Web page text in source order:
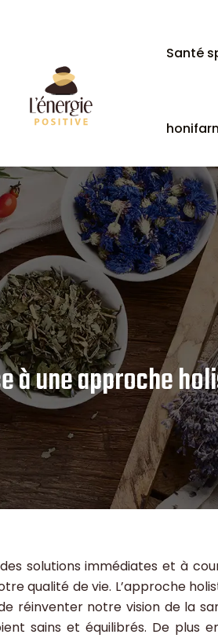
Santé
à une approche
solutions immédiates et à
qualité de vie. L’approche
réinventer notre vision de la
sains et équilibrés. De plus